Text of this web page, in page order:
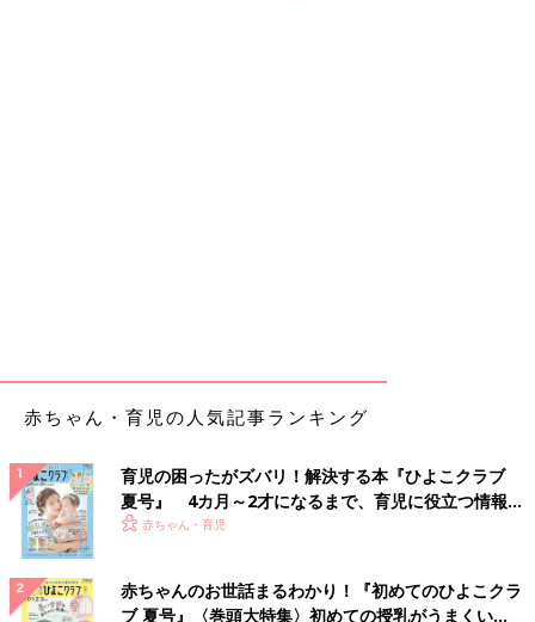
赤ちゃん・育児の人気記事ランキング
育児の困ったがズバリ！解決する本『ひよこクラブ
夏号』 4カ月～2才になるまで、育児に役立つ情報が
いっぱい！
赤ちゃん・育児
赤ちゃんのお世話まるわかり！『初めてのひよこクラ
ブ 夏号』〈巻頭大特集〉初めての授乳がうまくい